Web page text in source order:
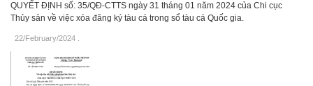
QUYẾT ĐỊNH số: 35/QĐ-CTTS ngày 31 tháng 01 năm 2024 của Chi cục
Thủy sản về việc xóa đăng ký tàu cá trong sổ tàu cá Quốc gia.
22/February/2024